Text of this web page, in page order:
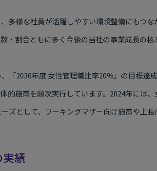
多様な社員が活躍しやすい環境整備にもつ
・割合ともに多く今後の当社の事業成長の
「2030年度 女性管理職比率20%」の目標達
的施策を順次実行しています。2024年には
ズとして、ワーキングマザー向け施策や上
績